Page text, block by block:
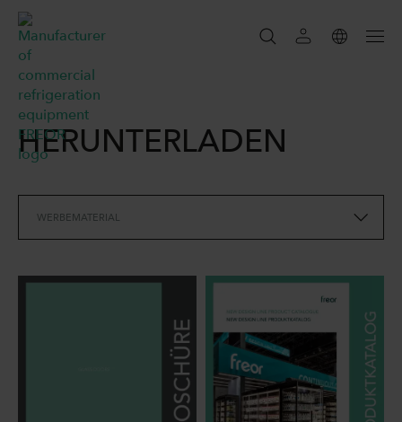
SUCHEN
SEARCH
HERUNTERLADEN
WERBEMATERIAL